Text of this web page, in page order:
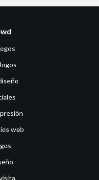
web